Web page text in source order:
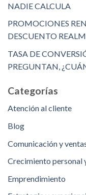
NADIE CALCULA
PROMOCIONES
DESCUENTO
TASA DE
PREGUNTAN,
Categorías
Atención al cliente
Blog
Comunicación y
Crecimiento personal
Emprendimiento